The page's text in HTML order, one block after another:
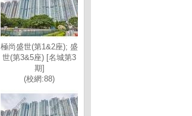
極尚盛世(第1&2座); 盛
世(第3&5座) [名城第3
期]
(校網:88)